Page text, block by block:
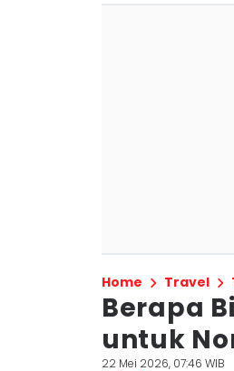
Home Travel
Berapa
untuk
22 Mei 2026, 07:46 WIB